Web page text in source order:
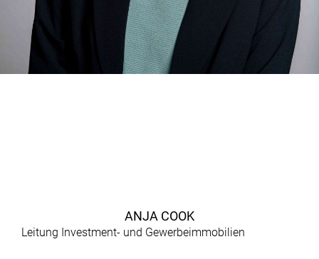
ANJA COOK
Leitung Investment- und Gewerbeimmobilien